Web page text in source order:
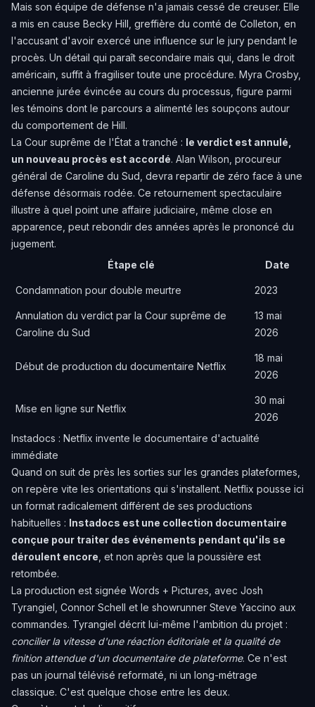
Mais son équipe de défense n'a jamais cessé de creuser. Elle
a mis en cause Becky Hill, greffière du comté de Colleton, en
l'accusant d'avoir exercé une influence sur le jury pendant le
procès. Un détail qui paraît secondaire mais qui, dans le droit
américain, suffit à fragiliser toute une procédure. Myra Crosby,
ancienne jurée évincée au cours du processus, figure parmi
les témoins dont le parcours a alimenté les soupçons autour
du comportement de Hill.
La Cour suprême de l'État a tranché : le verdict est annulé,
un nouveau procès est accordé. Alan Wilson, procureur
général de Caroline du Sud, devra repartir de zéro face à une
défense désormais rodée. Ce retournement spectaculaire
illustre à quel point une affaire judiciaire, même close en
apparence, peut rebondir des années après le prononcé du
jugement.
Étape clé
Date
Condamnation pour double meurtre 2023
Annulation du verdict par la Cour suprême de
Caroline du Sud
13 mai
2026
Début de production du documentaire Netflix
18 mai
2026
Mise en ligne sur Netflix
30 mai
2026
Instadocs : Netflix invente le documentaire d'actualité
immédiate
Quand on suit de près les sorties sur les grandes plateformes,
on repère vite les orientations qui s'installent. Netflix pousse ici
un format radicalement différent de ses productions
habituelles : Instadocs est une collection documentaire
conçue pour traiter des événements pendant qu'ils se
déroulent encore , et non après que la poussière est
retombée.
La production est signée Words + Pictures, avec Josh
Tyrangiel, Connor Schell et le showrunner Steve Yaccino aux
commandes. Tyrangiel décrit lui-même l'ambition du projet :
concilier la vitesse d'une réaction éditoriale et la qualité de
finition attendue d'un documentaire de plateforme. Ce n'est
pas un journal télévisé reformaté, ni un long-métrage
classique. C'est quelque chose entre les deux.